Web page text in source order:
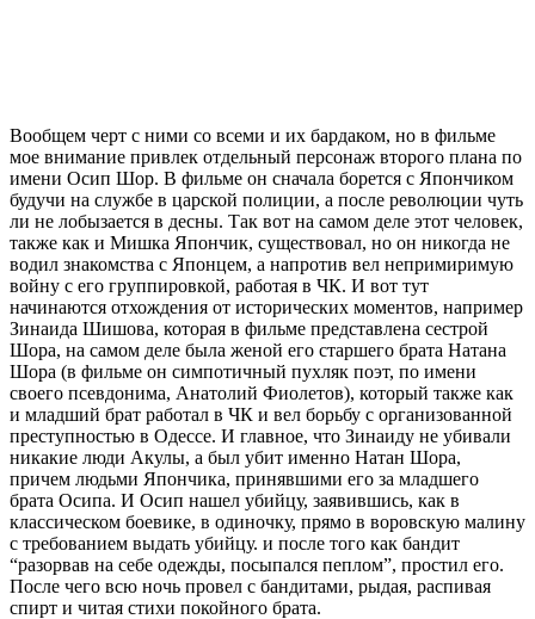
Вообщем черт с ними со всеми и их бардаком, но в фильме
мое внимание привлек отдельный персонаж второго плана по
имени Осип Шор. В фильме он сначала борется с Япончиком
будучи на службе в царской полиции, а после революции чуть
ли не лобызается в десны. Так вот на самом деле этот человек,
также как и Мишка Япончик, существовал, но он никогда не
водил знакомства с Японцем, а напротив вел непримиримую
войну с его группировкой, работая в ЧК. И вот тут
начинаются отхождения от исторических моментов, например
Зинаида Шишова, которая в фильме представлена сестрой
Шора, на самом деле была женой его старшего брата Натана
Шора (в фильме он симпотичный пухляк поэт, по имени
своего псевдонима, Анатолий Фиолетов), который также как
и младший брат работал в ЧК и вел борьбу с организованной
преступностью в Одессе. И главное, что Зинаиду не убивали
никакие люди Акулы, а был убит именно Натан Шора,
причем людьми Япончика, принявшими его за младшего
брата Осипа. И Осип нашел убийцу, заявившись, как в
классическом боевике, в одиночку, прямо в воровскую малину
с требованием выдать убийцу. и после того как бандит
“разорвав на себе одежды, посыпался пеплом”, простил его.
После чего всю ночь провел с бандитами, рыдая, распивая
спирт и читая стихи покойного брата.